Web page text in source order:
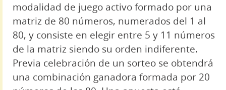
modalidad de juego activo formado por una
matriz de 80 números, numerados del 1 al
80, y consiste en elegir entre 5 y 11 números
de la matriz siendo su orden indiferente.
Previa celebración de un sorteo se obtendrá
una combinación ganadora formada por 20